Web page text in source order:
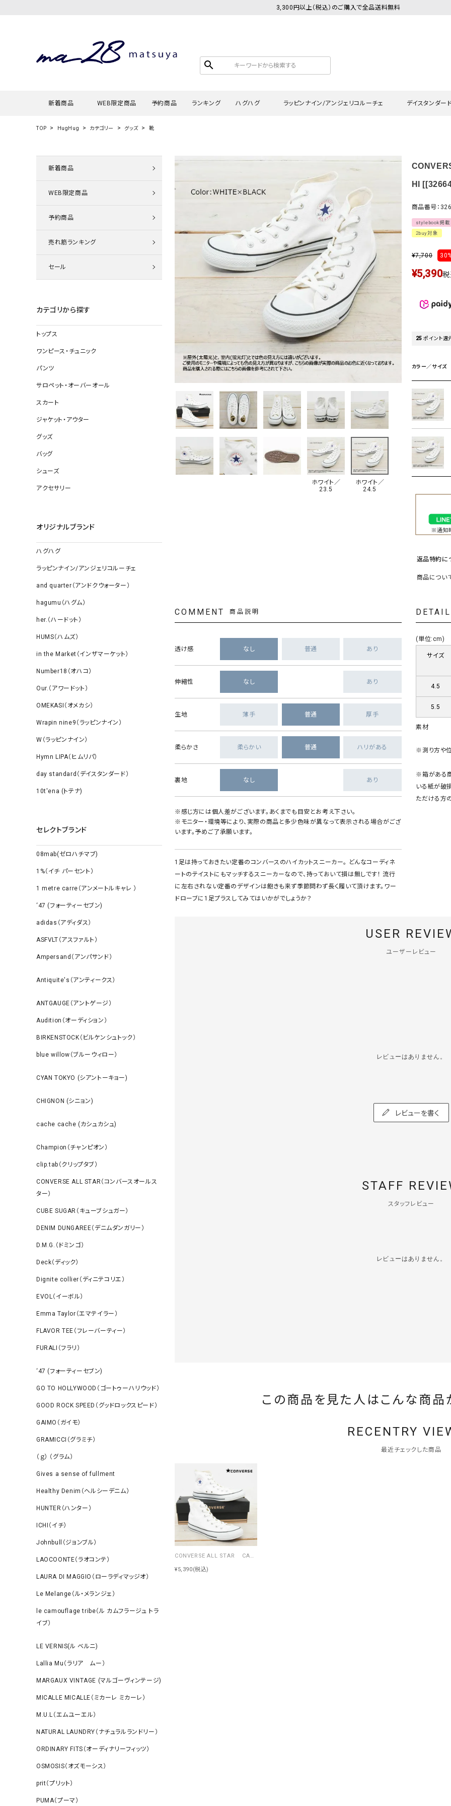
3,300円以上（税込）のご購入で全品送料無料
search
新着商品 WEB限定商品 予約商品 ランキング ハグハグ
カーディガン・ベスト
スウェット・パーカー
ニット
その他のパンツ
デニムパンツ
ロング・マキシ丈
その他スカート
ジャケット
コート
すべて見る
バッグ
靴
帽子
ソックス
ラッピンナイン/アンジェリコルーチェ
タンクトップ・キャミソール
デニムパンツ
その他のパンツ
ロング・マキシ丈
ジャケット
コート
バッグ
すべて見る
デイスタンダー
カーディガン・ベスト
スウェット・パーカー
その他のパンツ
デニムパンツ
コート
バッグ
靴
帽子
ソックス・その他雑貨
ワン
パン
ジャ
トッ
グッ
TOP HugHug カテゴリー グッズ 靴
新着商品
WEB限定商品
予約商品
売れ筋ランキング
セール
カテゴリから探す
トップス
ワンピース・チュニック
パンツ
サロペット・オーバーオール
スカート
ジャケット・アウター
グッズ
バッグ
シューズ
アクセサリー
オリジナルブランド
ハグハグ
ラッピンナイン/アンジェリコルーチェ
and quarter（アンドクウォーター）
hagumu（ハグム）
her.（ハードット）
HUMS（ハムズ）
in the Market（インザマーケット）
Number18（オハコ）
Our.（アワードット）
OMEKASI（オメカシ）
Wrapin nine9（ラッピンナイン）
W（ラッピンナイン）
Hymn LIPA（ヒムリパ）
day standard（デイスタンダード）
10t'ena (トテナ)
セレクトブランド
08mab(ゼロハチマブ)
1%（イチ パーセント）
1 metre carre（アンメートルキャレ ）
‘47 (フォーティーセブン)
adidas（アディダス）
ASFVLT（アスファルト）
Ampersand（アンパサンド）
Antiquite's（アンティークス）
ANTGAUGE（アントゲージ）
Audition（オーディション）
BIRKENSTOCK（ビルケンシュトック）
blue willow（ブルーウィロー）
CYAN TOKYO (シアントーキョー)
CHIGNON (シニョン)
cache cache (カシュカシュ)
Champion（チャンピオン）
clip.tab（クリップタブ）
CONVERSE ALL STAR（コンバースオールス
ター）
CUBE SUGAR（キューブシュガー）
DENIM DUNGAREE（デニムダンガリー）
D.M.G.（ドミンゴ）
Deck（ディック）
Dignite collier（ディニテコリエ）
EVOL（イーボル）
Emma Taylor（エマテイラー）
FLAVOR TEE（フレーバーティー）
FURALI（フラリ）
‘47 (フォーティーセブン)
GO TO HOLLYWOOD（ゴートゥーハリウッド）
GOOD ROCK SPEED（グッドロックスピード）
GAIMO（ガイモ）
GRAMICCI（グラミチ）
（ｇ） （グラム）
Gives a sense of fullment
Healthy Denim（ヘルシーデニム）
HUNTER（ハンター）
ICHI（イチ）
Johnbull（ジョンブル）
LAOCOONTE（ラオコンテ）
LAURA DI MAGGIO（ローラディマッジオ）
Le Melange（ル・メランジェ）
le camouflage tribe（ル カムフラージュ トラ
イブ）
LE VERNIS(ル ベルニ)
Lallia Mu（ラリア ムー）
MARGAUX VINTAGE (マルゴーヴィンテージ)
MICALLE MICALLE（ミカーレ ミカーレ）
M.U.L（エムユーエル）
NATURAL LAUNDRY（ナチュラルランドリー）
ORDINARY FITS（オーディナリーフィッツ）
OSMOSIS（オズモーシス）
prit（プリット）
PUMA（プーマ）
ホワイト／
23.5
ホワイト／
24.5
HI
商品番号：
stylebook掲載
2buy対象
¥7,700
¥5,390
25 ポイント還
カラー／サイズ
返品特約に
商品につい
COMMENT 商品説明
透け感 なし 普通 あり
伸縮性 なし あり
生地 薄手 普通 厚手
柔らかさ 柔らかい 普通 ハリがある
裏地 なし あり
※感じ方には個人差がございます。あくまでも目安とお考え下さい。
※モニター・環境等により、実際の商品と多少色味が異なって表示される場合がござ
います。予めご了承願います。
1足は持っておきたい定番のコンバースのハイカットスニーカー。 どんなコーディネ
ートのテイストにもマッチするスニーカーなので、持っておいて損は無しです！ 流行
に左右されない定番のデザインは飽きも来ず季節問わず長く履いて頂けます。ワー
ドローブに1足プラスしてみてはいかがでしょうか？
DETAIL
(単位:cm)
サイズ
4.5
5.5
素材
※測り方や位
※箱がある
いる紙が破
ただける方
USER
ユーザーレビュー
レビューはありません。
レビューを書く
STAFF
スタッフレビュー
レビューはありません。
この商品を見た人はこんな商品
RECENTRY
最近チェックした商品
CONVERSE ALL STAR CANVAS ALLSTAR COLORS HI [[32664380]][C]
¥5,390(税込)